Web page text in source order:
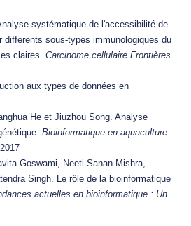
systématique de l'accessibilité de
différents sous-types immunologiques du
claires. Carcinome cellulaire Frontières
aux types de données en
He et Jiuzhou Song. Analyse
Bioinformatique en aquaculture :
2017
Goswami, Neeti Sanan Mishra,
Singh. Le rôle de la bioinformatique
actuelles en bioinformatique : Un